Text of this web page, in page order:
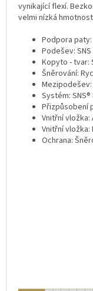
vynikající flexí.
velmi nízká
Podpora
Podešev:
Kopyto - tvar:
Šněrování:
Systém: SNS®
Přizpůsobení
Vnitřní
Vnitřní vložka:
Ochrana: